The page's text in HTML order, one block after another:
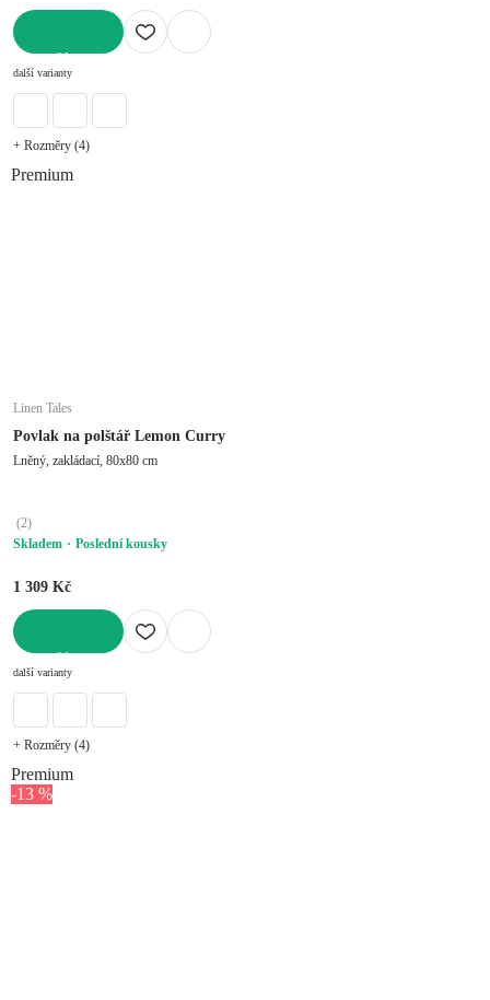
další varianty
+ Rozměry (4)
Premium
Linen Tales
Povlak na polštář Lemon Curry
Lněný, zakládací, 80x80 cm
(2)
Skladem
Poslední kousky
1 309 Kč
další varianty
+ Rozměry (4)
Premium
-13 %